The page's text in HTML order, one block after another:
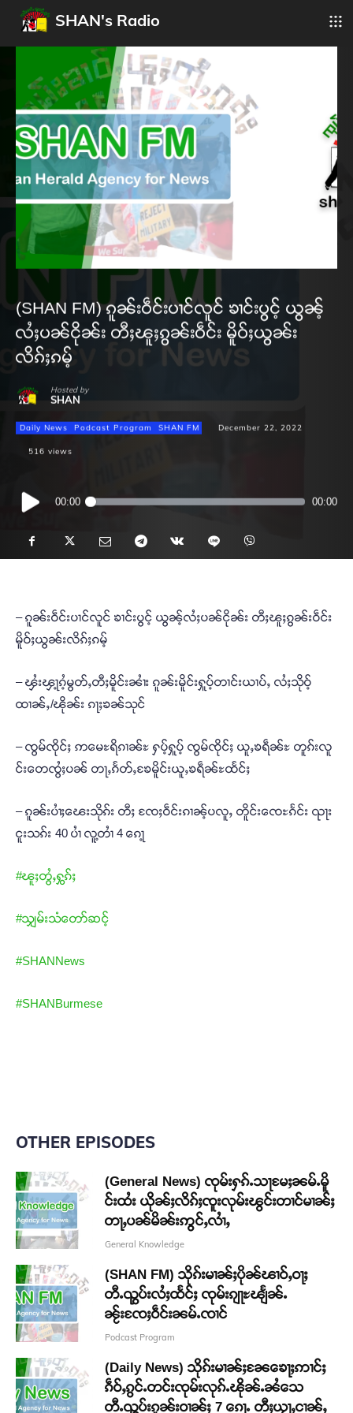
SHAN's Radio
(SHAN FM) ၵူၼ်းဝဵင်းပၢင်လူင် ၶၢင်းပွင့် ယွၼ့်
လႆႈပၼ်ငိုၼ်း တီႈၽူႈၵွၼ်းဝဵင်း မိူဝ်ႈယွၼ်း
လိၵ်ႈၵမ့်
Hosted by
SHAN
Daily News Podcast Program SHAN FM December 22, 2022
516 views
Audio
Player
00:00 00:00
– ၵူၼ်းဝဵင်းပၢင်လူင် ၶၢင်းပွင့် ယွၼ့်လႆႈပၼ်ငိုၼ်း တီႈၽူႈၵွၼ်းဝဵင်း
မိူဝ်ႈယွၼ်းလိၵ်ႈၵမ့်
– ၾႆးၾႃ့ၵႆ့မွတ်ႇတီႈမိူင်းၼၢႆး ၵူၼ်းမိူင်းႁူပ့်တၢင်းယၢပ်ႇ လႆႈသိုဝ့်
ထၢၼ်ႇ/ၽိုၼ်း ၵႃႈၶၼ်သုင်
– ၸွမ်ၸိုင်ႈ ဢမေႊရိၵၢၼ်ႊ ႁပ့်ႁူပ့် ၸွမ်ၸိုင်ႈ ယူႇၶရဵၼ်ႊ တူၵ်းလူ
င်းတေၸွႆႈပၼ် တႃႇၵႅတ်ႇၶႄမိူင်းယူႇၶရဵၼ်ႊထႅင်ႈ
– ၵူၼ်းပၢႆႈၽေးသိုၵ်း တီႈ ၸႄႈဝဵင်းၵၢၼ့်ပလူႇ တိူင်းၸေႊၵႅင်း ၺႃး
ငူးသၵ်း 40 ပၢႆ လူ့တၢႆ 4 ၵေႃ့
#ၽူႈတွႆႇႁွၵ်ႈ
#သျှမ်းသံတော်ဆင့်
#SHANNews
#SHANBurmese
OTHER EPISODES
(General News) ၸုမ်းႁၵ်ႉသႃမႄႈၼမ်ႉမိူ
င်းထႆး ယိုၼ်ႈလိၵ်ႈၸူးလုမ်းၽွင်းတၢင်မၢၼ်ႈ
တႃႇပၼ်မိၼ်းဢွင်ႇလၢႆႇ
General Knowledge
(SHAN FM) သိုၵ်းမၢၼ်ႈပိုၼ်ၽၢဝ်ႇဝႃႈ
တီႉၺွပ်းလႆႈထႅင်ႈ ၸုမ်းၵျႃႊၽျႅၼ်ႉ
ၼႂ်းၸႄႈဝဵင်းၼမ်ႉၸၢင်
Podcast Program
(Daily News) သိုၵ်းမၢၼ်ႈၼႄၶေႃႈဢၢင်ႈ
ၵဵဝ်ႇၵွင်ႉတင်းၸုမ်းလုၵ်ႉၽိုၼ်ႉၼႆသေ
တီႉၺွပ်းၵူၼ်းဝၢၼ်ႈ 7 ၵေႃႉ တီႈယႂႃႇငၢၼ်ႇ